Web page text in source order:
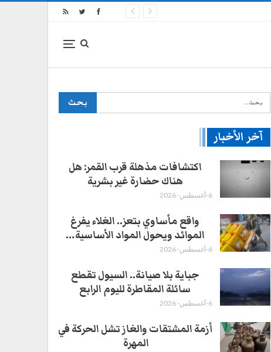
آخر الأخبار
اكتشافات مذهلة قرب القمر: هل
هناك حضارة غير بشرية
6-أغسطس- 2026
واقع مأساوي بتعز.. الغلاء يفرغ
الموائد ويحول المواد الأساسية…
6-أغسطس- 2026
جباية بلا صيانة.. السيول تقطع
سائلة المقاطرة لليوم الرابع
6-أغسطس- 2026
أزمة المشتقات والغاز تشل الحركة في
المهرة ​